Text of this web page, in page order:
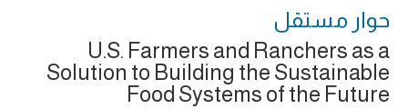
حوار ‎مستقل
U.S. Farmers and Ranchers as a
Solution to Building the Sustainable
Food Systems of the Future